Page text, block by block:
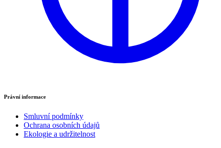
Právní informace
Smluvní podmínky
Ochrana osobních údajů
Ekologie a udržitelnost